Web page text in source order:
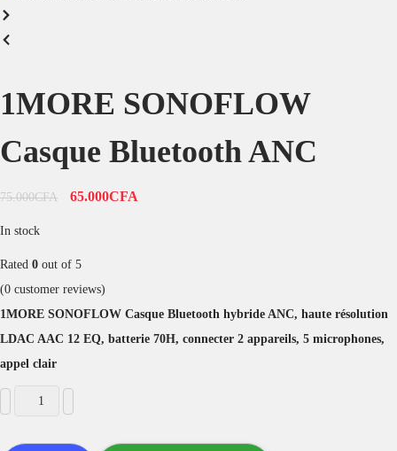
1MORE SONOFLOW
Casque Bluetooth ANC
75.000CFA 65.000CFA
In stock
Rated 0 out of 5
(0 customer reviews)
1MORE SONOFLOW Casque Bluetooth hybride ANC, haute résolution
LDAC AAC 12 EQ, batterie 70H, connecter 2 appareils, 5 microphones,
appel clair